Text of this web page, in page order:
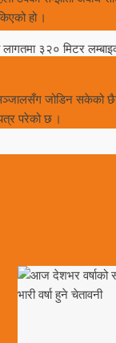
हो ।
३२० मिटर
सञ्जालसँग जोडिन
परेको छ ।